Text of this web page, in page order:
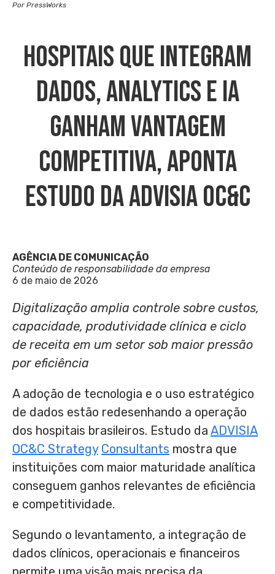
Por PressWorks
Hospitais Que Integram
Dados, Analytics E IA
Ganham Vantagem
Competitiva, Aponta
Estudo Da ADVISIA OC&C
AGÊNCIA DE COMUNICAÇÃO
Conteúdo de responsabilidade da empresa
6 de maio de 2026
Digitalização amplia controle sobre custos,
capacidade, produtividade clínica e ciclo
de receita em um setor sob maior pressão
por eficiência
A adoção de tecnologia e o uso estratégico
de dados estão redesenhando a operação
dos hospitais brasileiros. Estudo da ADVISIA
OC&C Strategy Consultants mostra que
instituições com maior maturidade analítica
conseguem ganhos relevantes de eficiência
e competitividade.
Segundo o levantamento, a integração de
dados clínicos, operacionais e financeiros